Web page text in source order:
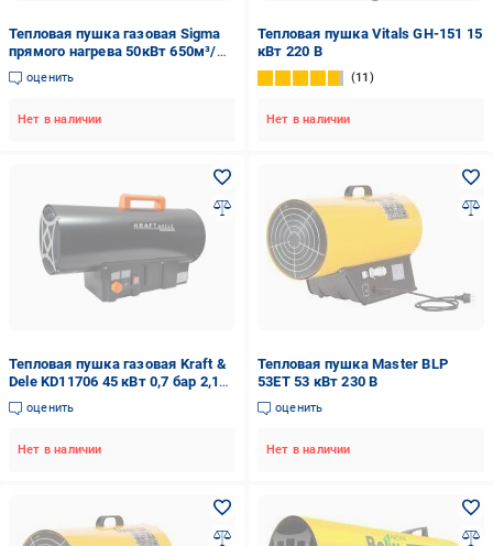
Тепловая пушка газовая Sigma
прямого нагрева 50кВт 650м³/
час 5358521 50 кВт 230 В
оценить
Нет в наличии
Тепловая пушка Vitals GH-151 15
кВт 220 В
11
Нет в наличии
Тепловая пушка газовая Kraft &
Dele KD11706 45 кВт 0,7 бар 2,18
кг/ч для гаража и мастерской
оценить
Нет в наличии
Тепловая пушка Master BLP
53ET 53 кВт 230 В
оценить
Нет в наличии